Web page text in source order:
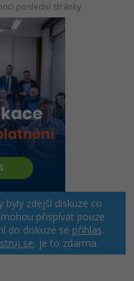
poslední stránky.
byly zdejší diskuze co
přispívat pouze
do diskuze se přihlas.
se, je to zdarma.